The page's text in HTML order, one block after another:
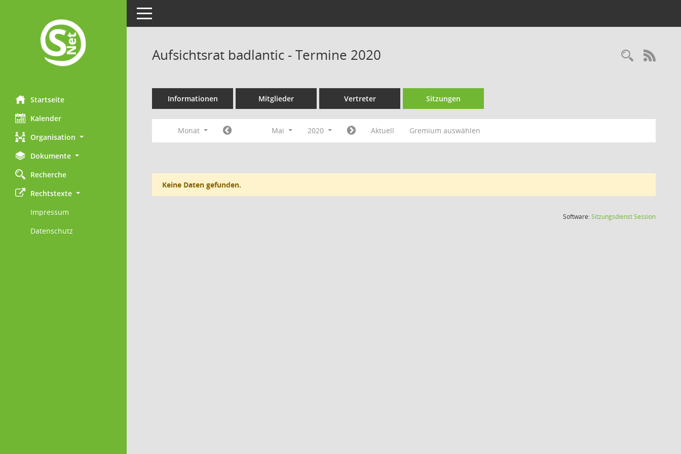
Startseite
Kalender
Organisation
Dokumente
Recherche
Rechtstexte
Impressum
Datenschutz
Toggle navigation
Aufsichtsrat badlantic - Termine 2020
Informationen Mitglieder Vertreter Sitzungen
Monat Mai 2020 Aktuell Gremium auswählen
Keine Daten gefunden.
Software:SitzungsdienstSession(Wird in